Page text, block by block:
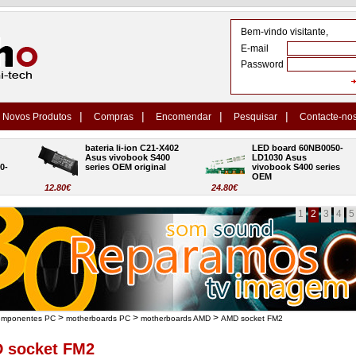
Bem-vindo visitante,
E-mail
Password
Novos Produtos | Compras | Encomendar | Pesquisar | Contacte-
12.80€
bateria li-ion C21-X402
Asus vivobook S400
series OEM original
24.80€
LED board 60NB0050-
LD1030 Asus
vivobook S400 series
OEM
1 2 3 4 5
PC > motherboards PC > motherboards AMD > AMD socket FM2
socket FM2